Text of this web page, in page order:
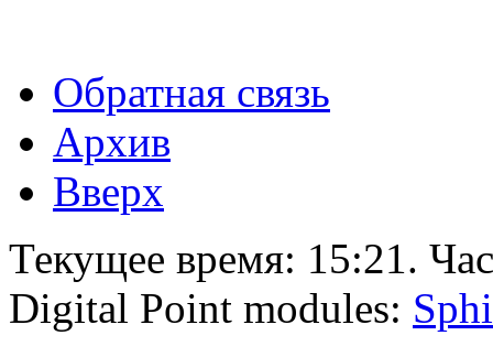
Обратная связь
Архив
Вверх
Текущее время: 15:21.
Digital Point modules: